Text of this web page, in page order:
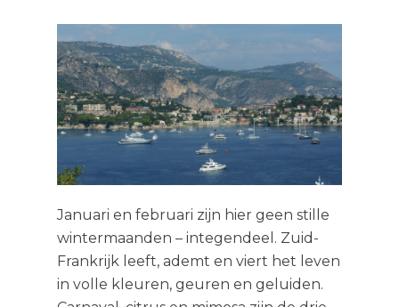
Januari en februari zijn hier geen stille
wintermaanden – integendeel. Zuid-
Frankrijk leeft, ademt en viert het leven
in volle kleuren, geuren en geluiden.